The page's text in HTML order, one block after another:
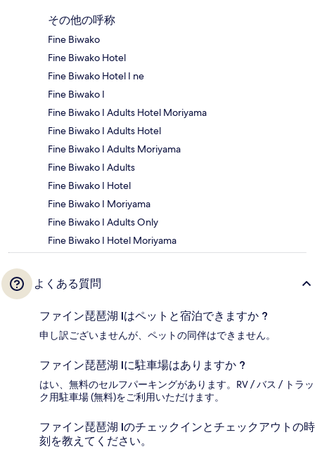
その他の呼称
Fine Biwako
Fine Biwako Hotel
Fine Biwako Hotel I ne
Fine Biwako I
Fine Biwako I Adults Hotel Moriyama
Fine Biwako I Adults Hotel
Fine Biwako I Adults Moriyama
Fine Biwako I Adults
Fine Biwako I Hotel
Fine Biwako I Moriyama
Fine Biwako I Adults Only
Fine Biwako I Hotel Moriyama
よくある質問
ファイン琵琶湖 Iはペットと宿泊できますか ?
申し訳ございませんが、ペットの同伴はできません。
ファイン琵琶湖 Iに駐車場はありますか ?
はい、無料のセルフパーキングがあります。RV / バス / トラッ
ク用駐車場 (無料)をご利用いただけます。
ファイン琵琶湖 Iのチェックインとチェックアウトの時
刻を教えてください。